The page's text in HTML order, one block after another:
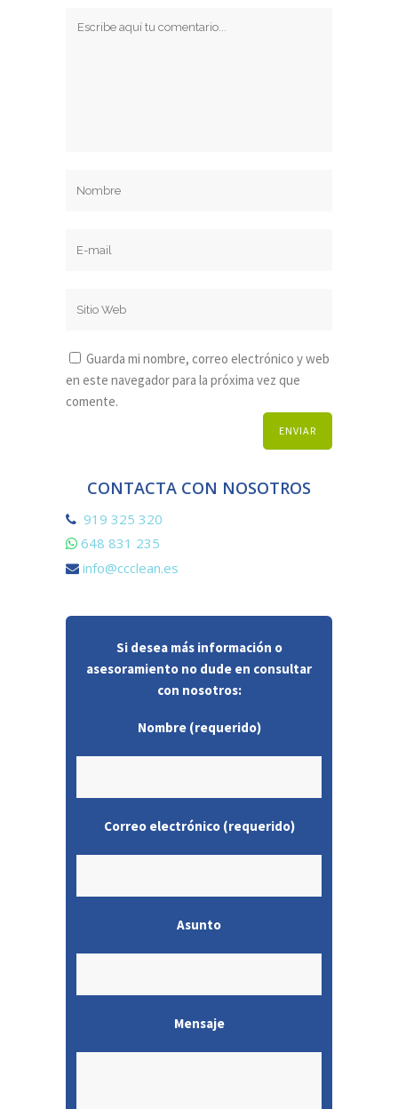
Guarda mi nombre, correo electrónico y web
en este navegador para la próxima vez que
comente.
CONTACTA CON NOSOTROS
919 325 320
648 831 235
info@ccclean.es
Si desea más información o
asesoramiento no dude en consultar
con nosotros:
Nombre (requerido)
Correo electrónico (requerido)
Asunto
Mensaje